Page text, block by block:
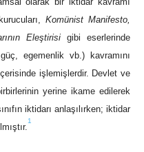
Komünist Manifesto,
Eleştirisi gibi eserlerinde
egemenlik vb.) kavramını
işlemişlerdir. Devlet ve
yerine ikame edilerek
iktidarı anlaşılırken; iktidar
1